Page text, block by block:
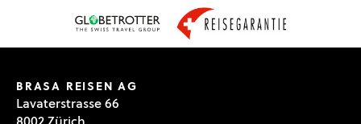
BRASA REISEN AG
Lavaterstrasse 66